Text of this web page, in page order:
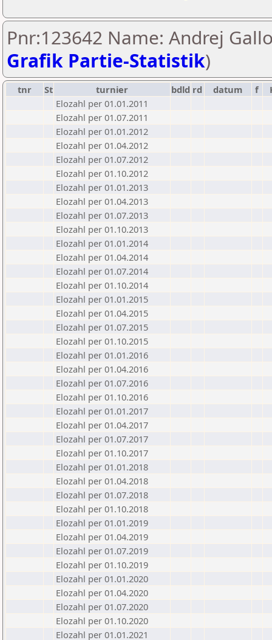
Pnr:123642 Name: Andrej
Grafik Partie-Statistik)
tnr St turnier bdld rd datum f
Elozahl per 01.01.2011
Elozahl per 01.07.2011
Elozahl per 01.01.2012
Elozahl per 01.04.2012
Elozahl per 01.07.2012
Elozahl per 01.10.2012
Elozahl per 01.01.2013
Elozahl per 01.04.2013
Elozahl per 01.07.2013
Elozahl per 01.10.2013
Elozahl per 01.01.2014
Elozahl per 01.04.2014
Elozahl per 01.07.2014
Elozahl per 01.10.2014
Elozahl per 01.01.2015
Elozahl per 01.04.2015
Elozahl per 01.07.2015
Elozahl per 01.10.2015
Elozahl per 01.01.2016
Elozahl per 01.04.2016
Elozahl per 01.07.2016
Elozahl per 01.10.2016
Elozahl per 01.01.2017
Elozahl per 01.04.2017
Elozahl per 01.07.2017
Elozahl per 01.10.2017
Elozahl per 01.01.2018
Elozahl per 01.04.2018
Elozahl per 01.07.2018
Elozahl per 01.10.2018
Elozahl per 01.01.2019
Elozahl per 01.04.2019
Elozahl per 01.07.2019
Elozahl per 01.10.2019
Elozahl per 01.01.2020
Elozahl per 01.04.2020
Elozahl per 01.07.2020
Elozahl per 01.10.2020
Elozahl per 01.01.2021